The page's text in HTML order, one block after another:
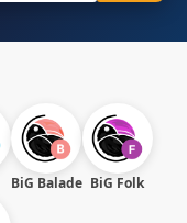
BiG Balade BiG Folk